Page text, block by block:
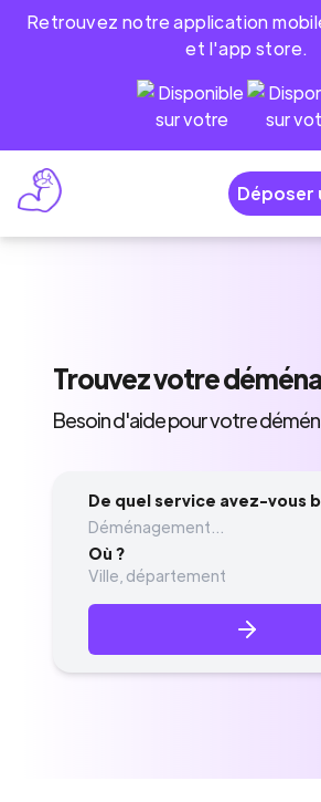
Retrouvez notre application
et l'app store.
Déposer
Trouvezvotre
Besoin d'aide pour votre
De quel service avez-vous
Déménagement...
Où ?